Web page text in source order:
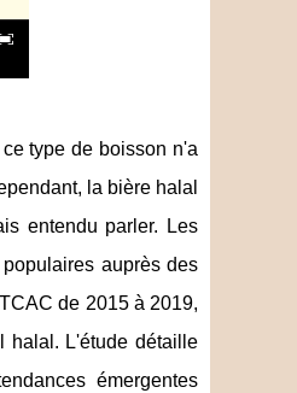
type de boisson n'a
la bière halal
entendu parler. Les
auprès des
de 2015 à 2019,
halal. L'étude détaille
émergentes